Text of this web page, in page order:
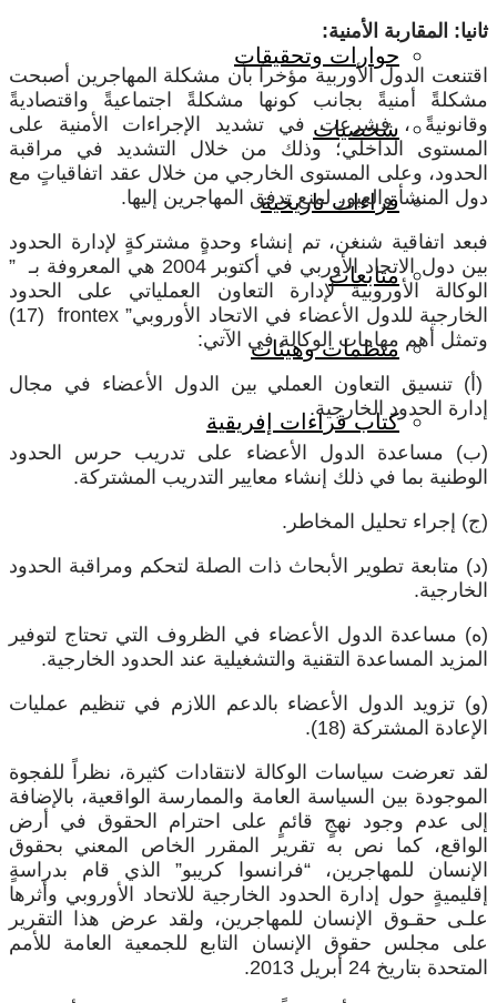
حوارات وتحقيقات
شخصيات
قراءات تاريخية
متابعات
منظمات وهيئات
كتاب قراءات إفريقية
المقاربة الأمنية:
الدول الأوربية مؤخراً بأن مشكلة المهاجرين أصبحت
أمنيةً بجانب كونها مشكلةً اجتماعيةً واقتصاديةً
، فشرعت في تشديد الإجراءات الأمنية على
الداخلي؛ وذلك من خلال التشديد في مراقبة
وعلى المستوى الخارجي من خلال عقد اتفاقياتٍ مع
المنشأ والعبور لمنع تدفق المهاجرين إليها.
اتفاقية شنغن، تم إنشاء وحدةٍ مشتركةٍ لإدارة الحدود
بين دول الاتحاد الأوربي في أكتوبر 2004 هي المعروفة بـ ”
الأوروبية لإدارة التعاون العملياتي على الحدود
للدول الأعضاء في الاتحاد الأوروبي” frontex
(17)
أهم مهامات الوكالة في الآتي:
تنسيق التعاون العملي بين الدول الأعضاء في مجال
الحدود الخارجية.
مساعدة الدول الأعضاء على تدريب حرس الحدود
بما في ذلك إنشاء معايير التدريب المشتركة.
إجراء تحليل المخاطر.
متابعة تطوير الأبحاث ذات الصلة لتحكم ومراقبة الحدود
مساعدة الدول الأعضاء في الظروف التي تحتاج لتوفير
المساعدة التقنية والتشغيلية عند الحدود الخارجية.
تزويد الدول الأعضاء بالدعم اللازم في تنظيم عمليات
المشتركة (18).
تعرضت سياسات الوكالة لانتقادات كثيرة، نظراً للفجوة
بين السياسة العامة والممارسة الواقعية، بالإضافة
عدم وجود نهجٍ قائمٍ على احترام الحقوق في أرض
كما نص به تقرير المقرر الخاص المعني بحقوق
للمهاجرين، “فرانسوا كريبو” الذي قام بدراسةٍ
حول إدارة الحدود الخارجية للاتحاد الأوروبي وأثرها
حقـوق الإنسان للمهاجرين، ولقد عرض هذا التقرير
مجلس حقوق الإنسان التابع للجمعية العامة للأمم
بتاريخ 24 أبريل 2013.